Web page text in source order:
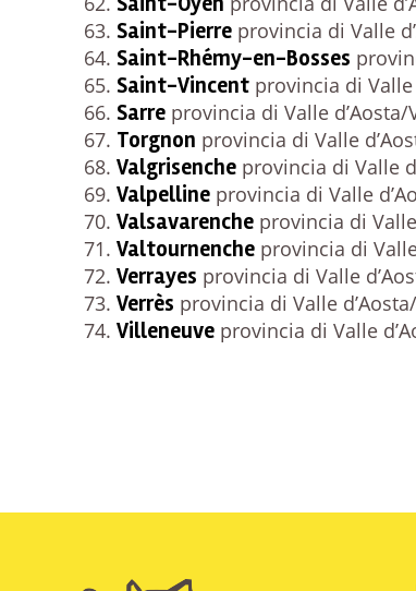
Saint-Pierre provincia di Valle
Saint-Rhémy-en-Bosses
Saint-Vincent provincia di Valle
Sarre provincia di Valle d’Aosta/
Torgnon provincia di Valle
Valgrisenche provincia di Valle
Valpelline provincia di Valle
Valsavarenche provincia di Valle
Valtournenche provincia di
Verrayes provincia di Valle
Verrès provincia di Valle
Villeneuve provincia di Valle